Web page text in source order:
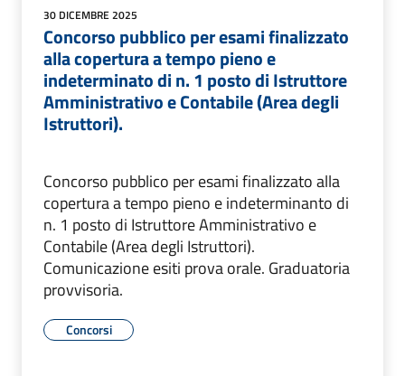
30 DICEMBRE 2025
Concorso pubblico per esami finalizzato
alla copertura a tempo pieno e
indeterminato di n. 1 posto di Istruttore
Amministrativo e Contabile (Area degli
Istruttori).
Concorso pubblico per esami finalizzato alla
copertura a tempo pieno e indeterminanto di
n. 1 posto di Istruttore Amministrativo e
Contabile (Area degli Istruttori).
Comunicazione esiti prova orale. Graduatoria
provvisoria.
Concorsi